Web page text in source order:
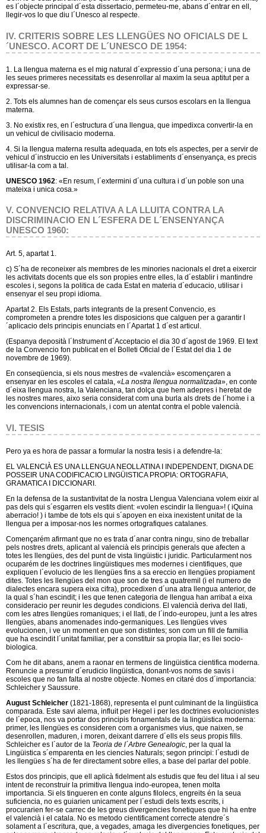
es l´objecte principal d´esta dissertacio, permeteu-me, abans d´entrar en ell,
llegir-vos lo que diu l´Unesco al respecte.
IV. CRITERIS SOBRE LES LLENGÜES NO OFICIALS DE L
´UNESCO. ACORT DE L´UNESCO DE 1954:
1. La llengua materna es el mig natural d´expressio d´una persona; i una de
les seues primeres necessitats es desenrollar al maxim la seua aptitut per a
expressar-se.
2. Tots els alumnes han de començar els seus cursos escolars en la llengua
materna.
3. No existix res, en l´estructura d´una llengua, que impedixca convertir-la en
un vehicul de civilisacio moderna.
4. Si la llengua materna resulta adequada, en tots els aspectes, per a servir de
vehicul d´instruccio en les Universitats i establiments d´ensenyança, es precis
utilisar-la com a tal.
UNESCO 1962: «En resum, l´extermini d´una cultura i d´un poble son una
mateixa i unica cosa.»
V. CONVENCIO RELATIVA A LA LLUITA CONTRA LA
DISCRIMINACIO EN L´ESFERA DE L´ENSENYANÇA
UNESCO 1960:
Art. 5, apartat 1.
c) S´ha de reconeixer als membres de les minories nacionals el dret a eixercir
les activitats docents que els son propies entre elles, la d´establir i mantindre
escoles i, segons la politica de cada Estat en materia d´educacio, utilisar i
ensenyar el seu propi idioma.
Apartat 2. Els Estats, parts integrants de la present Convencio, es
comprometen a prendre totes les disposicions que calguen per a garantir l
´aplicacio dels principis enunciats en l´Apartat 1 d´est articul.
(Espanya deposità l´Instrument d´Acceptacio el dia 30 d´agost de 1969. El text
de la Convencio fon publicat en el Bolleti Oficial de l´Estat del dia 1 de
novembre de 1969).
En conseqüencia, si els nous mestres de «valencià» escomençaren a
ensenyar en les escoles el catala, «La nostra llengua normalitzada», en conte
d´eixa llengua nostra, la Valenciana, tan dolça que hem adepres i heretat de
les nostres mares, aixo seria considerat com una burla als drets de l´home i a
les convencions internacionals, i com un atentat contra el poble valencià.
VI. TESIS
Pero ya es hora de passar a formular la nostra tesis i a defendre-la:
EL VALENCIÀ ES UNA LLENGUA NEOLLATINA I INDEPENDENT, DIGNA DE
POSSEIR UNA CODIFICACIO LINGÜISTICA PROPIA: ORTOGRAFIA,
GRAMATICA I DICCIONARI.
En la defensa de la sustantivitat de la nostra Llengua Valenciana volem eixir al
pas dels qui s´esgarren els vestits dient: «volen escindir la llengua»! ( iQuina
aberracio! ) i tambe de tots els qui s´apoyen en eixa inexistent unitat de la
llengua per a imposar-nos les normes ortografiques catalanes.
Començarém afirmant que no es trata d´anar contra ningu, sino de treballar
pels nostres drets, aplicant al valencià els principis generals que afecten a
totes les llengües, des del punt de vista lingüistic i juridic. Particularment nos
ocuparém de les doctrines lingüistiques mes modernes i cientifiques, que
expliquen l´evolucio de les llengües fins a sa ereccio en llengües propiament
dites. Totes les llengües del mon que son de tres a quatremil (i el numero de
dialectes encara supera eixa cifra), procedixen d´una atra llengua anterior, de
la qual s´han escindit; i les que tenen categoria de llengua han arribat a eixa
consideracio per reunir les degudes condicions. El valencià deriva del llati,
com les atres llengües romaniques; i el llati, de l´indo-europeu, junt a les atres
llengües, abans anomenades indo-germaniques. Les llengües vives
evolucionen, i ve un moment en que son distintes; son com un fill de familia
que ha escindit l´unitat familiar, per a constituir sa propia llar; es llei socio-
biologica.
Com he dit abans, anem a raonar en termens de lingüistica cientifica moderna.
Renuncie a presumir d´erudicio lingüistica, donant-vos noms de savis i
escoles que no fan falta al nostre objecte. Nomes en citaré dos d´importancia:
Schleicher y Saussure.
August Schleicher (1821-1868), representa el punt culminant de la lingüistica
comparada. Este savi alema, influit per Hegel i per les doctrines evolucionistes
de l´epoca, nos va portar dos principis fonamentals de la lingüistica moderna:
primer, les llengües es consideren com a organismes vius, que naixen, se
desenrollen, maduren, i moren, deixant darrere d´ells els seus propis fills.
Schleicher es l´autor de la Teoria de l´Arbre Genealogic, per la qual la
Lingüistica s´emparenta en les ciencies Naturals; segon principi: l´estudi de
les llengües s´ha de fer directament sobre elles, a base del parlar del poble.
Estos dos principis, que ell aplicà fidelment als estudis que feu del litua i al seu
intent de reconstruir la primitiva llengua indo-europea, tenen molta
importancia. Si els tingueren en conte alguns filolecs, engreits én la seua
suficiencia, no es guiarien unicament per l´estudi dels texts escrits, i
procurarien fer-se carrec de les greus divergencies fonetiques que hi ha entre
el valencià i el catala. No es metodo cientificament correcte atendre´s
solament a l´escritura, que, a vegades, amaga les divergencies fonetiques, per